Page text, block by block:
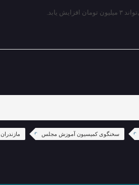
سخنگوی کمیسیون آموزش مجلس مازندران